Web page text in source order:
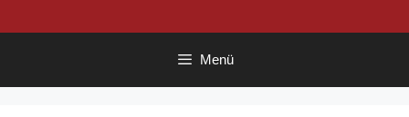
Menü